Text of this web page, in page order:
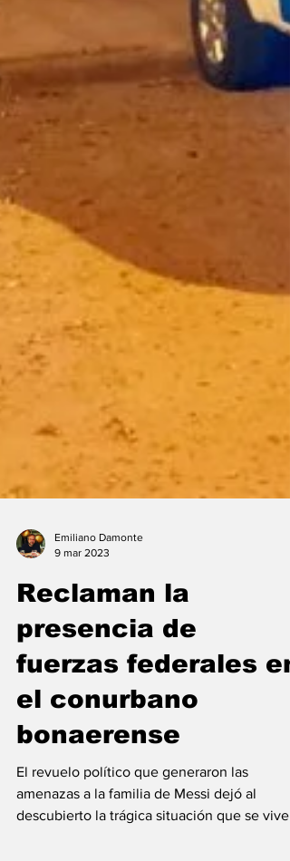
Emiliano Damonte
9 mar 2023
Reclaman la
presencia de
fuerzas federales en
el conurbano
bonaerense
El revuelo político que generaron las